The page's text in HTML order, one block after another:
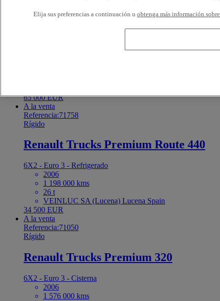
65 000 EUR
A la venta
Referencia:71758
Rígido
Renault Trucks Premium Route 440
6X2 - Euro 3 - Refrigerado
2006
1 198 000 kms
26 t
VEINLUC SA (Lucena) Lucena Spain
34 500 EUR
A la venta
Referencia:71050
Rígido
Renault Trucks Premium 320
6X2 - Euro 3 - Cisterna
2006
1 576 000 kms
Elija sus preferencias a continuación u obtenga más información